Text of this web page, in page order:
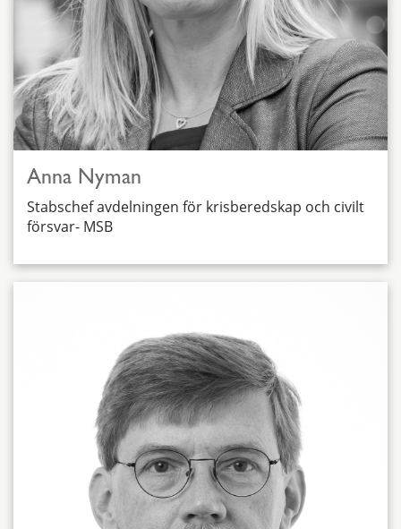
Anna Nyman
Stabschef avdelningen för krisberedskap och civilt
försvar- MSB